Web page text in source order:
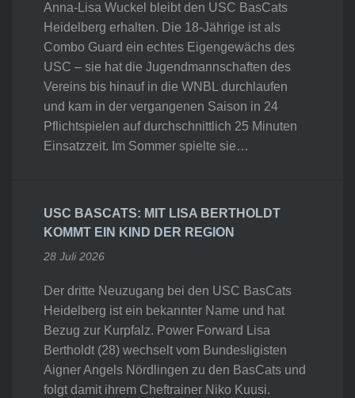
Anna-Lisa Wuckel bleibt den USC BasCats
Heidelberg erhalten. Die 18-Jährige ist als
Combo Guard ein echtes Eigengewächs des
USC – sie hat die Jugendmannschaften des
Vereins bis hinauf in die WNBL durchlaufen
und kam in der vergangenen Saison in 24
Pflichtspielen auf durchschnittlich 25 Minuten
Einsatzzeit. Im Sommer spielte sie…
USC BASCATS: MIT LISA BERTHOLDT
KOMMT EIN KIND DER REGION
28 Juli 2026
Der dritte Neuzugang bei den USC BasCats
Heidelberg ist ein bekannter Name und hat
Bezug zur Kurpfalz. Power Forward Lisa
Bertholdt (28) wechselt vom Bundesligisten
Aigner Angels Nördlingen zu den BasCats und
folgt damit ihrem Cheftrainer Niko Kuusi.